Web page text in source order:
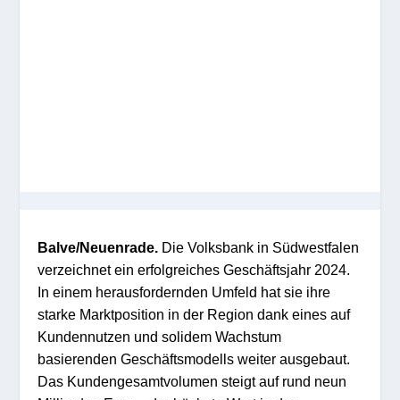
Balve/Neuenrade. Die Volksbank in Südwestfalen
verzeichnet ein erfolgreiches Geschäftsjahr 2024.
In einem herausfordernden Umfeld hat sie ihre
starke Marktposition in der Region dank eines auf
Kundennutzen und solidem Wachstum
basierenden Geschäftsmodells weiter ausgebaut.
Das Kundengesamtvolumen steigt auf rund neun